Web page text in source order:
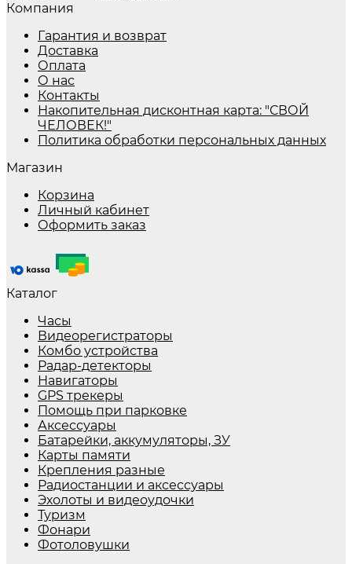
Компания
Гарантия и возврат
Доставка
Оплата
О нас
Контакты
Накопительная дисконтная карта: "СВОЙ
ЧЕЛОВЕК!"
Политика обработки персональных данных
Магазин
Корзина
Личный кабинет
Оформить заказ
Каталог
Часы
Видеорегистраторы
Комбо устройства
Радар-детекторы
Навигаторы
GPS трекеры
Помощь при парковке
Аксессуары
Батарейки, аккумуляторы, ЗУ
Карты памяти
Крепления разные
Радиостанции и аксессуары
Эхолоты и видеоудочки
Туризм
Фонари
Фотоловушки